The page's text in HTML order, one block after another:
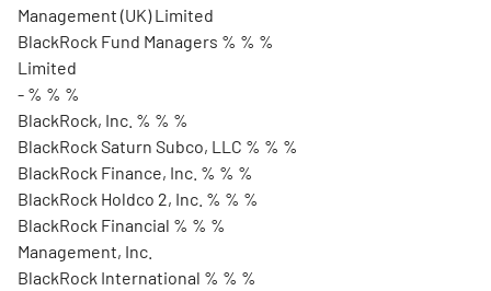
Management (UK) Limited
BlackRock Fund Managers % % %
Limited
- % % %
BlackRock, Inc. % % %
BlackRock Saturn Subco, LLC % % %
BlackRock Finance, Inc. % % %
BlackRock Holdco 2, Inc. % % %
BlackRock Financial % % %
Management, Inc.
BlackRock International % % %